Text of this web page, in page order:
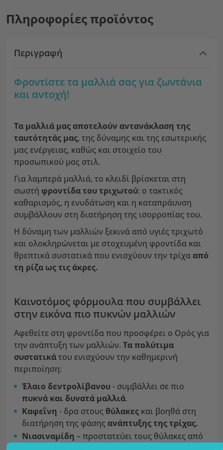
Πληροφορίες προϊόντος
Περιγραφή
Φροντίστε τα μαλλιά σας για ζωντάνια
και αντοχή!
Τα μαλλιά μας αποτελούν αντανάκλαση της
ταυτότητάς μας, της δύναμης και της εσωτερικής
μας ενέργειας, καθώς και στοιχείο του
προσωπικού μας στιλ.
Για λαμπερά μαλλιά, το κλειδί βρίσκεται στη
σωστή φροντίδα του τριχωτού: ο τακτικός
καθαρισμός, η ενυδάτωση και η καταπράυνση
συμβάλλουν στη διατήρηση της ισορροπίας του.
Η δύναμη των μαλλιών ξεκινά από υγιές τριχωτό
και ολοκληρώνεται με στοχευμένη φροντίδα και
θρεπτικά συστατικά που ενισχύουν την τρίχα από
τη ρίζα ως τις άκρες.
Καινοτόμος φόρμουλα που συμβάλλει
στην εικόνα πιο πυκνών μαλλιών
Αφεθείτε στη φροντίδα που προσφέρει ο Ορός για
την ανάπτυξη των μαλλιών. Τα πολύτιμα
συστατικάτου ενισχύουν την καθημερινή
περιποίηση:
Έλαιο δεντρολίβανου- συμβάλλει σε πιο
πυκνά και δυνατά μαλλιά.
Καφεΐνη - δρα στους θύλακες και βοηθά στη
διατήρηση της φάσης ανάπτυξης της τρίχας.
Νιασιναμίδη – προστατεύει τους θύλακες από